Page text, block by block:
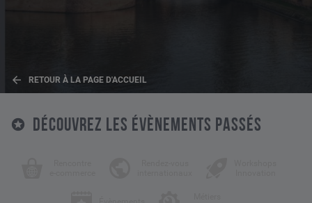
RETOUR À LA PAGE D'ACCUEIL
DÉCOUVREZ LES ÉVÈNEMENTS PASSÉS